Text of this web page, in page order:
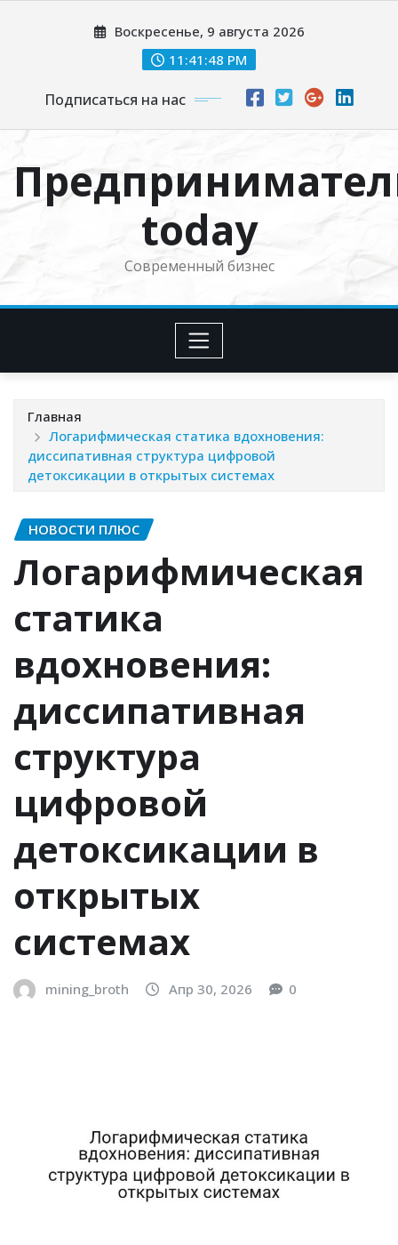
Воскресенье, 9 августа 2026
11:41:49 PM
Подписаться на нас
today
Современный бизнес
Главная
Логарифмическая статика вдохновения:
диссипативная структура цифровой
детоксикации в открытых системах
НОВОСТИ ПЛЮС
Логарифмическая
статика
вдохновения:
диссипативная
структура
цифровой
детоксикации в
открытых
системах
mining_broth Апр 30, 2026 0